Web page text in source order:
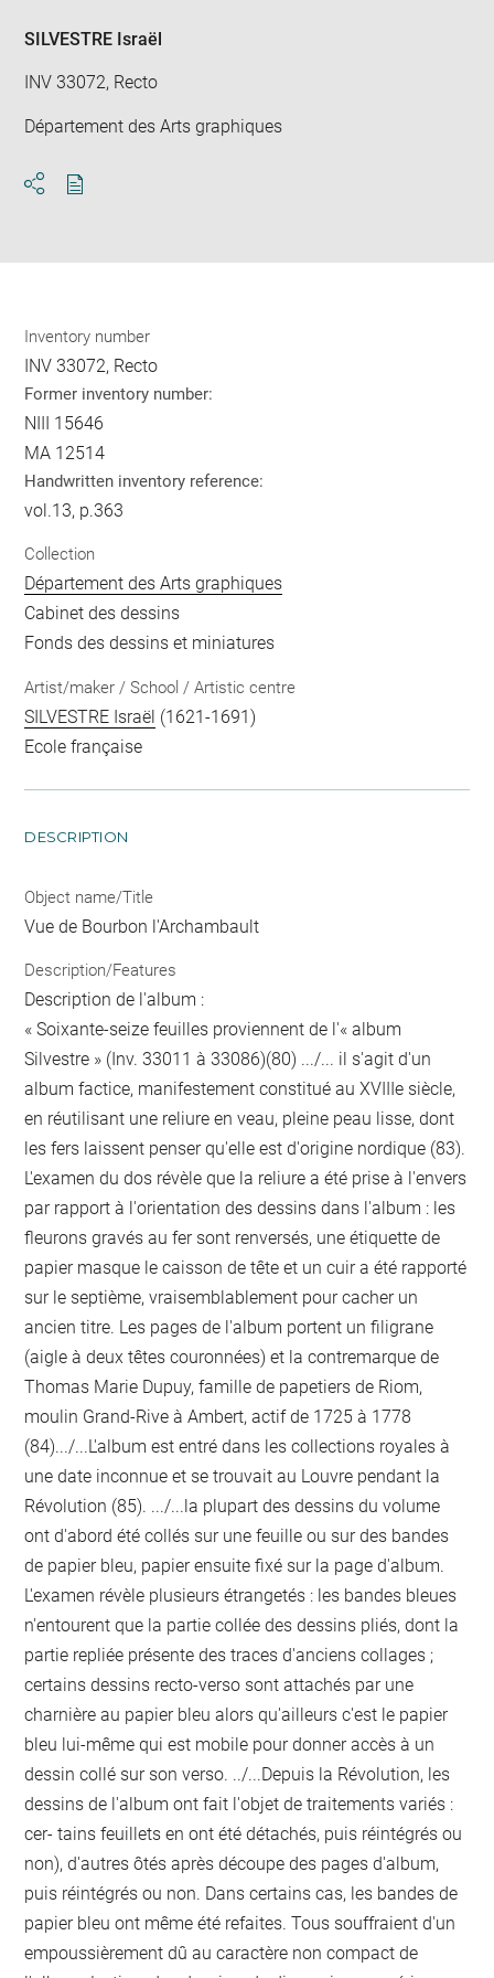
SILVESTRE Israël
INV 33072, Recto
Département des Arts graphiques
Inventory number
INV 33072, Recto
Former inventory number:
NIII 15646
MA 12514
Handwritten inventory reference:
vol.13, p.363
Collection
Département des Arts graphiques
Cabinet des dessins
Fonds des dessins et miniatures
Artist/maker / School / Artistic centre
SILVESTRE Israël (1621-1691)
Ecole française
DESCRIPTION
Object name/Title
Vue de Bourbon l'Archambault
Description/Features
Description de l'album :
« Soixante-seize feuilles proviennent de l'« album
Silvestre » (Inv. 33011 à 33086)(80) .../... il s'agit d'un
album factice, manifestement constitué au XVIIIe siècle,
en réutilisant une reliure en veau, pleine peau lisse, dont
les fers laissent penser qu'elle est d'origine nordique (83).
L'examen du dos révèle que la reliure a été prise à l'envers
par rapport à l'orientation des dessins dans l'album : les
fleurons gravés au fer sont renversés, une étiquette de
papier masque le caisson de tête et un cuir a été rapporté
sur le septième, vraisemblablement pour cacher un
ancien titre. Les pages de l'album portent un filigrane
(aigle à deux têtes couronnées) et la contremarque de
Thomas Marie Dupuy, famille de papetiers de Riom,
moulin Grand-Rive à Ambert, actif de 1725 à 1778
(84).../...L'album est entré dans les collections royales à
une date inconnue et se trouvait au Louvre pendant la
Révolution (85). .../...la plupart des dessins du volume
ont d'abord été collés sur une feuille ou sur des bandes
de papier bleu, papier ensuite fixé sur la page d'album.
L'examen révèle plusieurs étrangetés : les bandes bleues
n'entourent que la partie collée des dessins pliés, dont la
partie repliée présente des traces d'anciens collages ;
certains dessins recto-verso sont attachés par une
charnière au papier bleu alors qu'ailleurs c'est le papier
bleu lui-même qui est mobile pour donner accès à un
dessin collé sur son verso. ../...Depuis la Révolution, les
dessins de l'album ont fait l'objet de traitements variés :
cer- tains feuillets en ont été détachés, puis réintégrés ou
non), d'autres ôtés après découpe des pages d'album,
puis réintégrés ou non. Dans certains cas, les bandes de
papier bleu ont même été refaites. Tous souffraient d'un
empoussièrement dû au caractère non compact de